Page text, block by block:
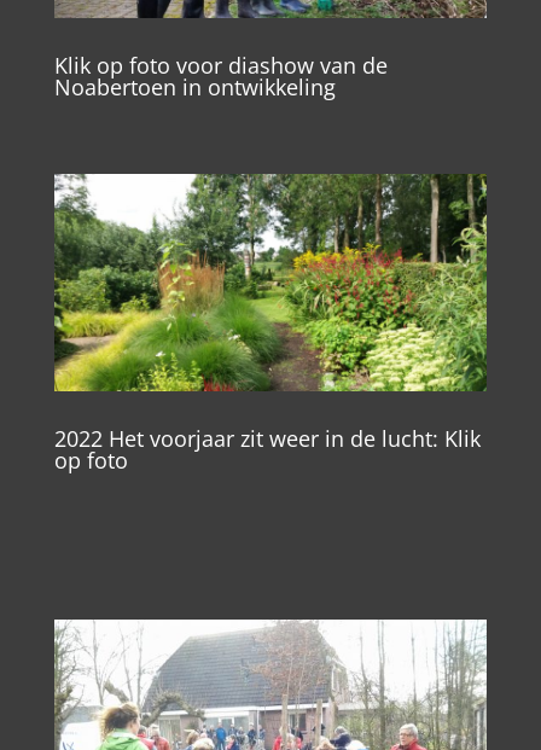
Klik op foto voor diashow van de
Noabertoen in ontwikkeling
2022 Het voorjaar zit weer in de lucht: Klik
op foto